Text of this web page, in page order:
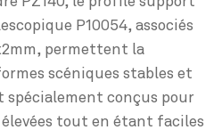
P10054, associés
permettent la
scéniques stables et
spécialement conçus pour
tout en étant faciles